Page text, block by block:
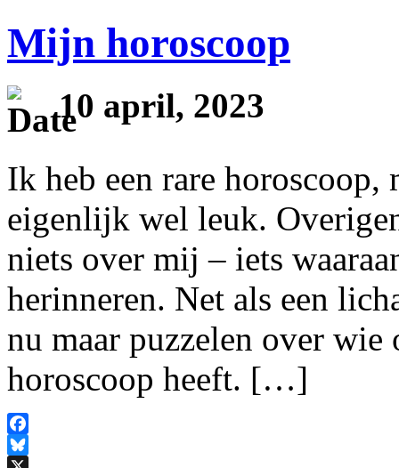
Mijn horoscoop
10 april, 2023
Ik heb een rare horoscoop,
eigenlijk wel leuk.
niets over mij – iets
herinneren. Net als een
nu maar puzzelen over
horoscoop heeft. […]
Facebook